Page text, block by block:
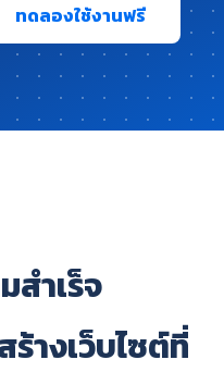
ทดลองใช้งานฟรี
สำเร็จ
างเว็บไซต์ที่